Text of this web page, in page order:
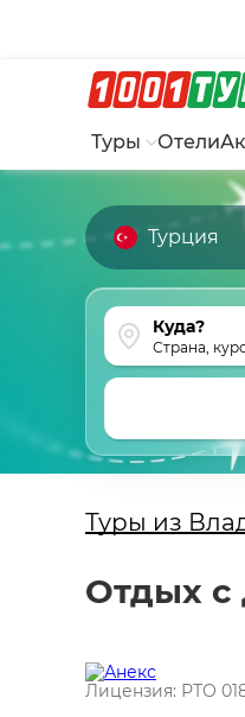
Туры Отели
Турция
Страна,
Туры из
Отдых с
Лицензия: РТО